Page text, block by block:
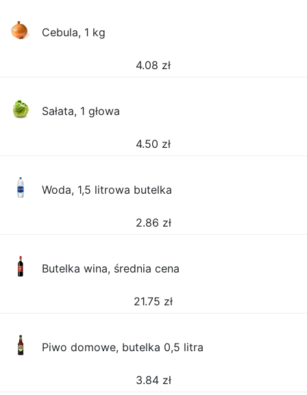
Cebula, 1 kg
4.08 zł
Sałata, 1 głowa
4.50 zł
Woda, 1,5 litrowa butelka
2.86 zł
Butelka wina, średnia cena
21.75 zł
Piwo domowe, butelka 0,5 litra
3.84 zł